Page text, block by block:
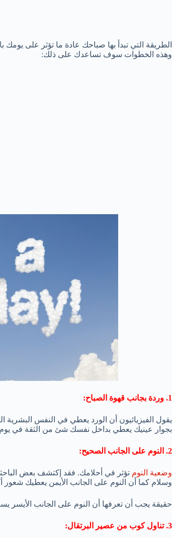
الطريقة التي تبدأ بها صباحك عادة ما تؤثر على
وهذه الخطوات سوف تساعدك على ذلك:
1. وردة بجانب قهوة الصباح:
يقول الفيزيائيون أن الورد يعطي في النفس البشرية
بجوار عينيك يعطي بداخل نفسك شئ من الثقة في
2. النوم على الجانب الصحيح:
وضعية النوم تؤثر في أحلامك. فقد إكتشف بعض
وسلام كما أن النوم على الجانب الأيمن يعطيك شعور
حقيقة يجب أن تعرفها أن النوم على الجانب
3. تناول كوب من عصير البرتقال: